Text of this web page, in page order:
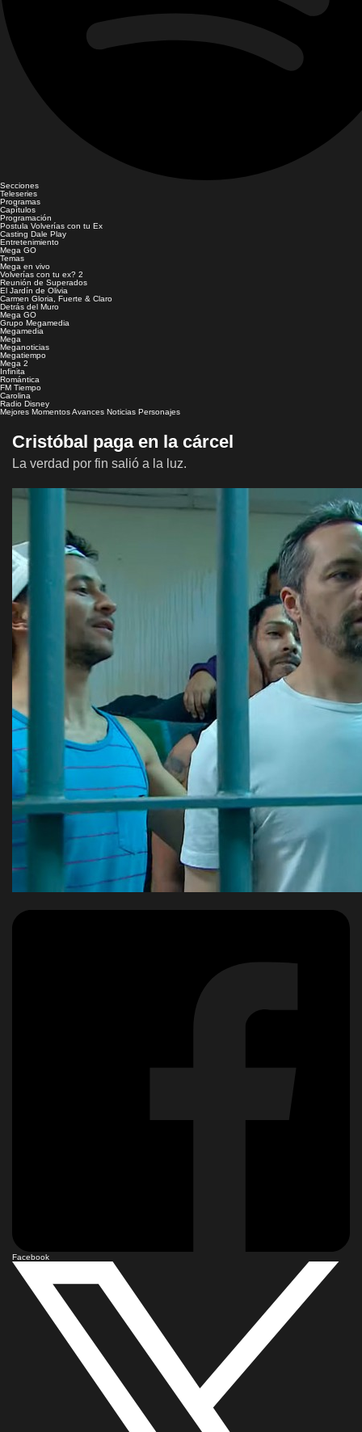
Secciones
Teleseries
Programas
Capítulos
Programación
Postula Volverías con tu Ex
Casting Dale Play
Entretenimiento
Mega GO
Temas
Mega en vivo
Volverías con tu ex? 2
Reunión de Superados
El Jardín de Olivia
Carmen Gloria, Fuerte & Claro
Detrás del Muro
Mega GO
Grupo Megamedia
Megamedia
Mega
Meganoticias
Megatiempo
Mega 2
Infinita
Romántica
FM Tiempo
Carolina
Radio Disney
Mejores MomentosAvances Noticias Personajes
Cristóbal paga en la cárcel
La verdad por fin salió a la luz.
Facebook